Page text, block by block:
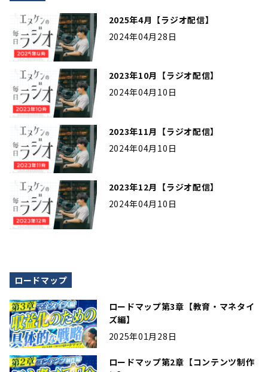
2025年4月【ラジオ配信】
2024年04月28日
2023年10月【ラジオ配信】
2024年04月10日
2023年11月【ラジオ配信】
2024年04月10日
2023年12月【ラジオ配信】
2024年04月10日
ロードマップ
ロードマップ第3章【教育・マネタイ
ズ編】
2025年01月28日
ロードマップ第2章【コンテンツ制作